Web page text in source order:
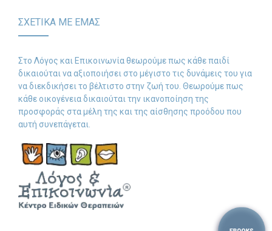
-- Συμβουλευτική
-- Ειδική Αγωγή
-- Διαταραχές
Δωρεάν Υλικό
-- Ασκήσεις
-- Εκπαιδευτικές Αφίσες
ΣΧΕΤΙΚΑ ΜΕ ΕΜΑΣ
Στο Λόγος και Επικοινωνία θεωρούμε πως κάθε παιδί
δικαιούται να αξιοποιήσει στο μέγιστο τις δυνάμεις του για
να διεκδικήσει το βέλτιστο στην ζωή του. Θεωρούμε πως
κάθε οικογένεια δικαιούται την ικανοποίηση της
προσφοράς στα μέλη της και της αίσθησης προόδου που
αυτή συνεπάγεται.